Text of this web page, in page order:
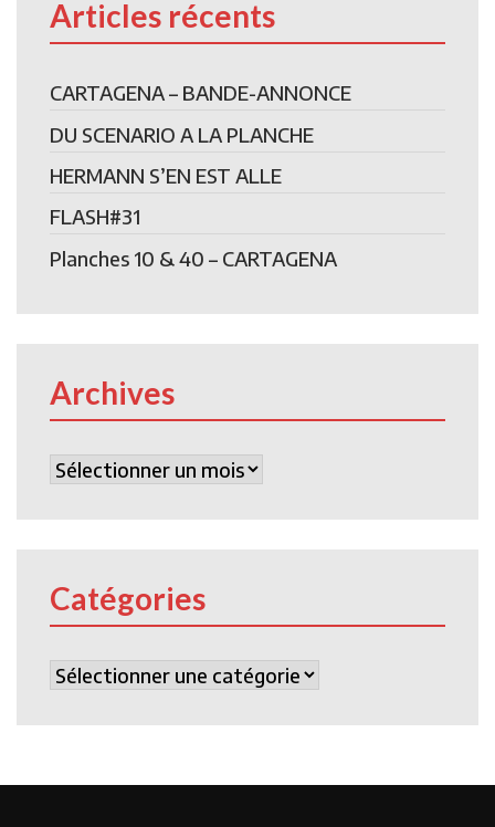
Articles récents
CARTAGENA – BANDE-ANNONCE
DU SCENARIO A LA PLANCHE
HERMANN S’EN EST ALLE
FLASH#31
Planches 10 & 40 – CARTAGENA
Archives
Archives
Catégories
Catégories